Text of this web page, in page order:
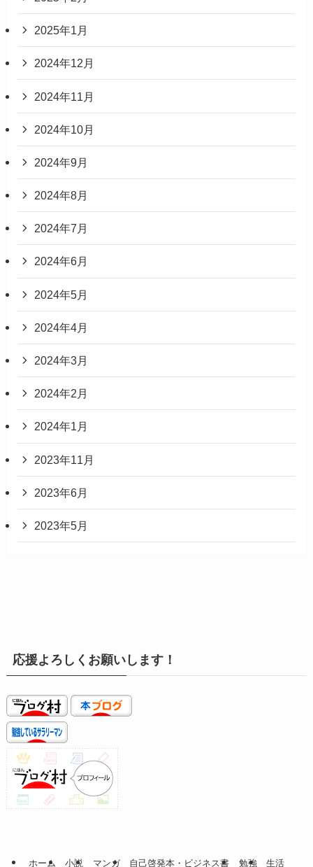
2025年1月
2024年12月
2024年11月
2024年10月
2024年9月
2024年8月
2024年7月
2024年6月
2024年5月
2024年4月
2024年3月
2024年2月
2024年1月
2023年11月
2023年6月
2023年5月
応援よろしくお願いします！
ホーム 小説 マンガ 自己啓発本・ビジネス書 勉強 生活